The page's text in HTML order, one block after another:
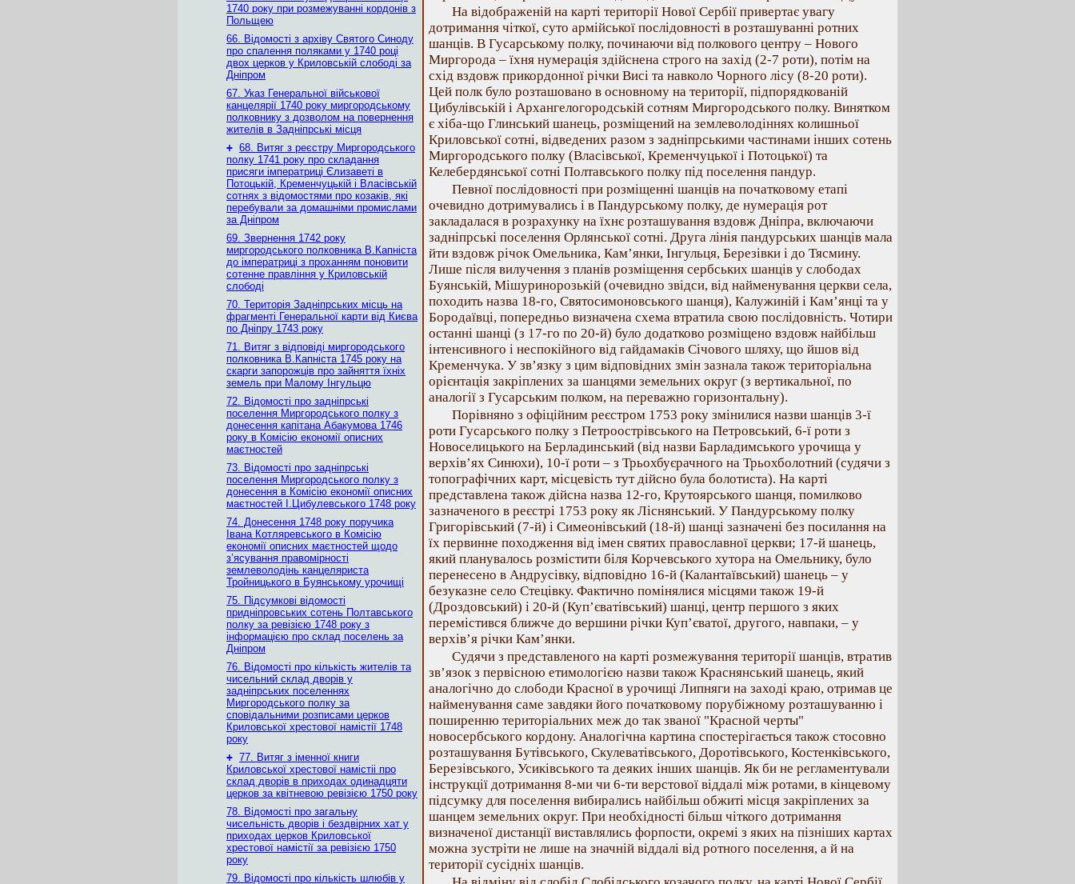
1740 року при розмежуванні кордонів з
Польщею
66. Відомості з архіву Святого Синоду
про спалення поляками у 1740 році
двох церков у Криловській слободі за
Дніпром
67. Указ Генеральної військової
канцелярії 1740 року миргородському
полковнику з дозволом на повернення
жителів в Задніпрські місця
+ 68. Витяг з реєстру Миргородського
полку 1741 року про складання
присяги імператриці Єлизаветі в
Потоцькій, Кременчуцькій і Власівській
сотнях з відомостями про козаків, які
перебували за домашніми промислами
за Дніпром
69. Звернення 1742 року
миргородського полковника В.Капніста
до імператриці з проханням поновити
сотенне правління у Криловській
слободі
70. Територія Задніпрських місць на
фрагменті Генеральної карти від Києва
по Дніпру 1743 року
71. Витяг з відповіді миргородського
полковника В.Капніста 1745 року на
скарги запорожців про зайняття їхніх
земель при Малому Інгульцю
72. Відомості про задніпрські
поселення Миргородського полку з
донесення капітана Абакумова 1746
року в Комісію економії описних
маєтностей
73. Відомості про задніпрські
поселення Миргородського полку з
донесення в Комісію економії описних
маєтностей І.Цибулевського 1748 року
74. Донесення 1748 року поручика
Івана Котляревського в Комісію
економії описних маєтностей щодо
з’ясування правомірності
землеволодінь канцеляриста
Тройницького в Буянському урочищі
75. Підсумкові відомості
придніпровських сотень Полтавського
полку за ревізією 1748 року з
інформацією про склад поселень за
Дніпром
76. Відомості про кількість жителів та
чисельний склад дворів у
задніпрських поселеннях
Миргородського полку за
сповідальними розписами церков
Криловської хрестової намістії 1748
року
+ 77. Витяг з іменної книги
Криловської хрестової намістіі про
склад дворів в приходах одинадцяти
церков за квітневою ревізією 1750 року
78. Відомості про загальну
чисельність дворів і бездвірних хат у
приходах церков Криловської
хрестової намістії за ревізією 1750
року
79. Відомості про кількість шлюбів у
На відображеній на карті території Нової Сербії привертає увагу
дотримання чіткої, суто армійської послідовності в розташуванні ротних
шанців. В Гусарському полку, починаючи від полкового центру – Нового
Миргорода – їхня нумерація здійснена строго на захід (2-7 роти), потім на
схід вздовж прикордонної річки Висі та навколо Чорного лісу (8-20 роти).
Цей полк було розташовано в основному на території, підпорядкованій
Цибулівській і Архангелогородській сотням Миргородського полку. Винятком
є хіба-що Глинський шанець, розміщений на землеволодіннях колишньої
Криловської сотні, відведених разом з задніпрськими частинами інших сотень
Миргородського полку (Власівської, Кременчуцької і Потоцької) та
Келебердянської сотні Полтавського полку під поселення пандур.
Певної послідовності при розміщенні шанців на початковому етапі
очевидно дотримувались і в Пандурському полку, де нумерація рот
закладалася в розрахунку на їхнє розташування вздовж Дніпра, включаючи
задніпрські поселення Орлянської сотні. Друга лінія пандурських шанців мала
йти вздовж річок Омельника, Кам’янки, Інгульця, Березівки і до Тясмину.
Лише після вилучення з планів розміщення сербських шанців у слободах
Буянській, Мішуринорозькій (очевидно звідси, від найменування церкви села,
походить назва 18-го, Святосимоновського шанця), Калужиній і Кам’янці та у
Бородаївці, попередньо визначена схема втратила свою послідовність. Чотири
останні шанці (з 17-го по 20-й) було додатково розміщено вздовж найбільш
інтенсивного і неспокійного від гайдамаків Січового шляху, що йшов від
Кременчука. У зв’язку з цим відповідних змін зазнала також територіальна
орієнтація закріплених за шанцями земельних округ (з вертикальної, по
аналогії з Гусарським полком, на переважно горизонтальну).
Порівняно з офіційним реєстром 1753 року змінилися назви шанців 3-ї
роти Гусарського полку з Петроострівського на Петровський, 6-ї роти з
Новоселицького на Берладинський (від назви Барладимського урочища у
верхів’ях Синюхи), 10-ї роти – з Трьохбуєрачного на Трьохболотний (судячи з
топографічних карт, місцевість тут дійсно була болотиста). На карті
представлена також дійсна назва 12-го, Крутоярського шанця, помилково
зазначеного в реєстрі 1753 року як Ліснянський. У Пандурському полку
Григорівський (7-й) і Симеонівський (18-й) шанці зазначені без посилання на
їх первинне походження від імен святих православної церкви; 17-й шанець,
який планувалось розмістити біля Корчевського хутора на Омельнику, було
перенесено в Андрусівку, відповідно 16-й (Калантаївський) шанець – у
безуказне село Стецівку. Фактично помінялися місцями також 19-й
(Дроздовський) і 20-й (Куп’єватівський) шанці, центр першого з яких
перемістився ближче до вершини річки Куп’єватої, другого, навпаки, – у
верхів’я річки Кам’янки.
Судячи з представленого на карті розмежування території шанців, втратив
зв’язок з первісною етимологією назви також Краснянський шанець, який
аналогічно до слободи Красної в урочищі Липняги на заході краю, отримав це
найменування саме завдяки його початковому порубіжному розташуванню і
поширенню територіальних меж до так званої "Красной черты"
новосербського кордону. Аналогічна картина спостерігається також стосовно
розташування Бутівського, Скулеватівського, Доротівського, Костенківського,
Березівського, Усиківського та деяких інших шанців. Як би не регламентували
інструкції дотримання 8-ми чи 6-ти верстової віддалі між ротами, в кінцевому
підсумку для поселення вибирались найбільш обжиті місця закріплених за
шанцем земельних округ. При необхідності більш чіткого дотримання
визначеної дистанції виставлялись форпости, окремі з яких на пізніших картах
можна зустріти не лише на значній віддалі від ротного поселення, а й на
території сусідніх шанців.